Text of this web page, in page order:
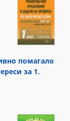
помагало
за 1.